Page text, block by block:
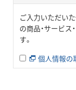
ご入力いただい
の商品・サービ
す。
個人情報の